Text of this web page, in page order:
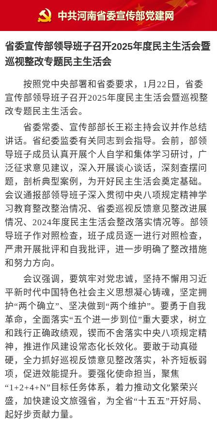
省委宣传部领导班子召开2025年度民主生活会暨
巡视整改专题民主生活会
按照党中央部署和省委要求，1月22日，省委
宣传部领导班子召开2025年度民主生活会暨巡视整
改专题民主生活会。
省委常委、宣传部部长王崧主持会议并作总结
讲话。省纪委监委有关同志到会指导。会前，部领
导班子成员认真开展个人自学和集体学习研讨，广
泛征求意见建议，深入开展谈心谈话，深刻查摆问
题，剖析典型案例，为开好民主生活会奠定基础。
会议通报部领导班子深入贯彻中央八项规定精神学
习教育整改整治情况、省委巡视反馈意见整改进展
情况、2024年度民主生活会整改落实情况等。部领
导班子作对照检查，班子成员逐一进行对照检查，
严肃开展批评和自我批评，进一步明确了整改措施
和努力方向。
会议强调，要筑牢对党忠诚，坚持不懈用习近
平新时代中国特色社会主义思想凝心铸魂，坚定拥
护“两个确立”、坚决做到“两个维护”。要勇于自我
革命，全面落实“五个进一步到位”重大要求，树立
和践行正确政绩观，锲而不舍落实中央八项规定精
神，推进作风建设常态化长效化。要敢于动真碰
硬，全力抓好巡视反馈意见整改落实，补齐短板弱
项，促进效能提升。要强化使命担当，聚焦
“1+2+4+N”目标任务体系，着力推动文化繁荣兴
盛，加快建设文旅强省，为全省“十五五”开好局、
起好步贡献力量。